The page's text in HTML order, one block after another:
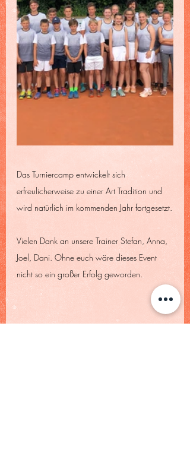
Das Turniercamp entwickelt sich
erfreulicherweise zu einer Art Tradition und
wird natürlich im kommenden Jahr fortgesetzt.
Vielen Dank an unsere Trainer Stefan, Anna,
Joel, Dani. Ohne euch wäre dieses Event
nicht so ein großer Erfolg geworden.